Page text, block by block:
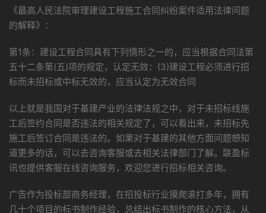
《最高人民法院审理建设工程施工合同纠纷案件适用法律问题
的解释》：
第1条：建设工程合同具有下列情形之一的，应当根据合同法第
五十二条第(五)项的规定，认定无效：(3)建设工程必须进行招
标而未招标或中标无效的，应当认定为无效合同
以上就是我国对于基建产业的法律法规之中，对于未招标线施
工后签约合同是否违法的相关规定了，可以看出来，未招标先
施工后签订合同是违法的。如果对于基建的其他方面问题想知
道更多的话，可以去咨询客服或去相关法律部门了解。联盈标
讯也提供客服在线咨询服务，欢迎您进行招标相关咨询。
广告作为投标部商务经理，在招投标行业摸爬滚打多年，拥有
几十个项目的标书制作经验，总结出标书制作的核心方法，从